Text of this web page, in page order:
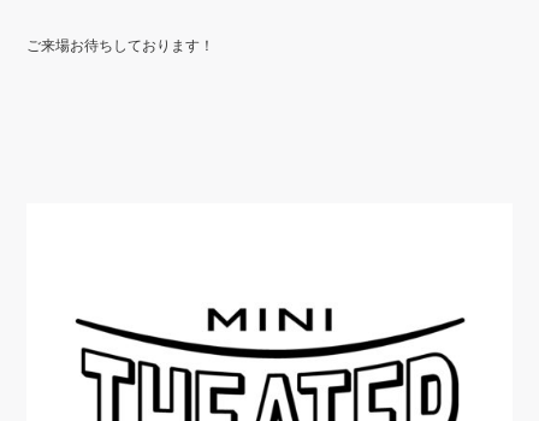
ご来場お待ちしております！